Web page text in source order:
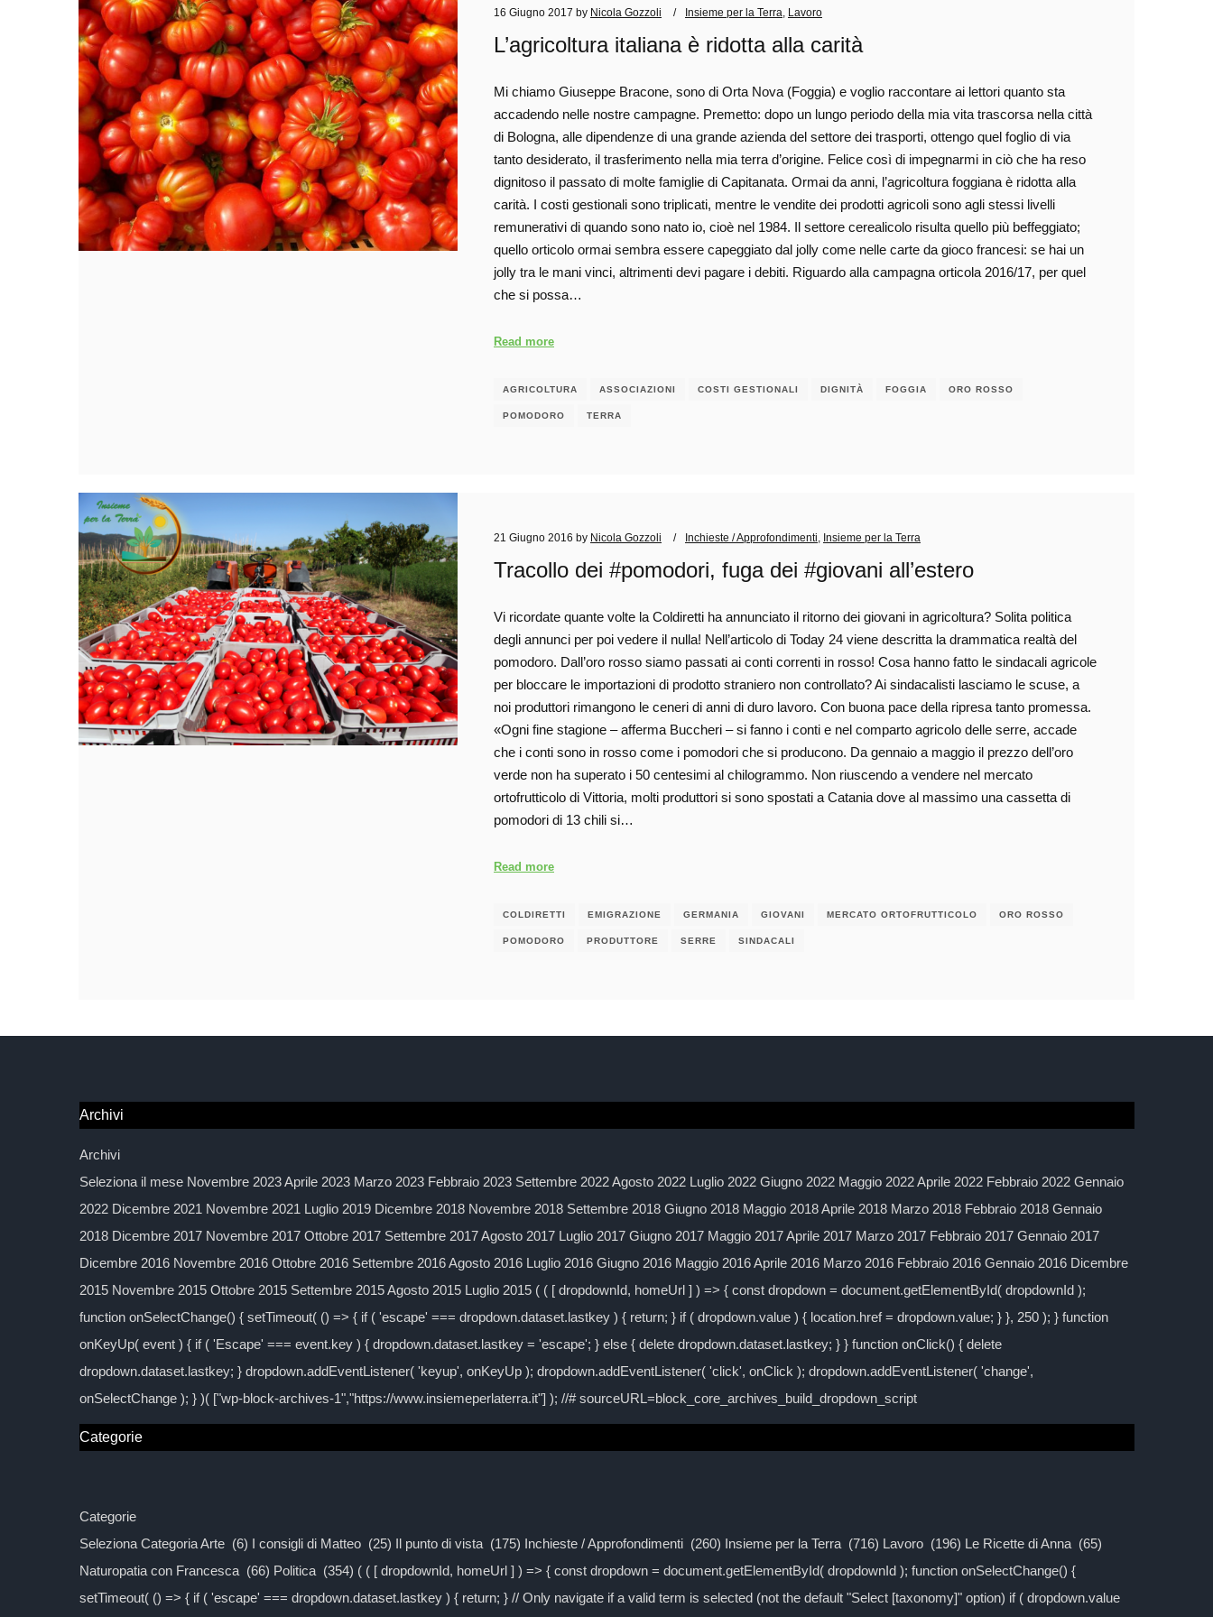
16 Giugno 2017 by Nicola Gozzoli Insieme per la Terra Lavoro
L’agricoltura italiana è ridotta alla carità
Mi chiamo Giuseppe Bracone, sono di Orta Nova (Foggia) e voglio raccontare ai lettori quanto sta
accadendo nelle nostre campagne. Premetto: dopo un lungo periodo della mia vita trascorsa nella città
di Bologna, alle dipendenze di una grande azienda del settore dei trasporti, ottengo quel foglio di via
tanto desiderato, il trasferimento nella mia terra d’origine. Felice così di impegnarmi in ciò che ha reso
dignitoso il passato di molte famiglie di Capitanata. Ormai da anni, l’agricoltura foggiana è ridotta alla
carità. I costi gestionali sono triplicati, mentre le vendite dei prodotti agricoli sono agli stessi livelli
remunerativi di quando sono nato io, cioè nel 1984. Il settore cerealicolo risulta quello più beffeggiato;
quello orticolo ormai sembra essere capeggiato dal jolly come nelle carte da gioco francesi: se hai un
jolly tra le mani vinci, altrimenti devi pagare i debiti. Riguardo alla campagna orticola 2016/17, per quel
che si possa…
Read more
AGRICOLTURA ASSOCIAZIONI COSTI GESTIONALI DIGNITÀ FOGGIA ORO ROSSO
POMODORO TERRA
21 Giugno 2016 by Nicola Gozzoli Inchieste / Approfondimenti Insieme per la Terra
Tracollo dei #pomodori, fuga dei #giovani all’estero
Vi ricordate quante volte la Coldiretti ha annunciato il ritorno dei giovani in agricoltura? Solita politica
degli annunci per poi vedere il nulla! Nell’articolo di Today 24 viene descritta la drammatica realtà del
pomodoro. Dall’oro rosso siamo passati ai conti correnti in rosso! Cosa hanno fatto le sindacali agricole
per bloccare le importazioni di prodotto straniero non controllato? Ai sindacalisti lasciamo le scuse, a
noi produttori rimangono le ceneri di anni di duro lavoro. Con buona pace della ripresa tanto promessa.
«Ogni fine stagione – afferma Buccheri – si fanno i conti e nel comparto agricolo delle serre, accade
che i conti sono in rosso come i pomodori che si producono. Da gennaio a maggio il prezzo dell’oro
verde non ha superato i 50 centesimi al chilogrammo. Non riuscendo a vendere nel mercato
ortofrutticolo di Vittoria, molti produttori si sono spostati a Catania dove al massimo una cassetta di
pomodori di 13 chili si…
Read more
COLDIRETTI EMIGRAZIONE GERMANIA GIOVANI MERCATO ORTOFRUTTICOLO ORO ROSSO
POMODORO PRODUTTORE SERRE SINDACALI
Archivi
Archivi
Seleziona il mese Novembre 2023 Aprile 2023 Marzo 2023 Febbraio 2023 Settembre 2022 Agosto 2022 Luglio 2022 Giugno 2022 Maggio 2022 Aprile 2022 Febbraio 2022 Gennaio
2022 Dicembre 2021 Novembre 2021 Luglio 2019 Dicembre 2018 Novembre 2018 Settembre 2018 Giugno 2018 Maggio 2018 Aprile 2018 Marzo 2018 Febbraio 2018 Gennaio
2018 Dicembre 2017 Novembre 2017 Ottobre 2017 Settembre 2017 Agosto 2017 Luglio 2017 Giugno 2017 Maggio 2017 Aprile 2017 Marzo 2017 Febbraio 2017 Gennaio 2017
Dicembre 2016 Novembre 2016 Ottobre 2016 Settembre 2016 Agosto 2016 Luglio 2016 Giugno 2016 Maggio 2016 Aprile 2016 Marzo 2016 Febbraio 2016 Gennaio 2016 Dicembre
2015 Novembre 2015 Ottobre 2015 Settembre 2015 Agosto 2015 Luglio 2015 ( ( [ dropdownId, homeUrl ] ) => { const dropdown = document.getElementById( dropdownId );
function onSelectChange() { setTimeout( () => { if ( 'escape' === dropdown.dataset.lastkey ) { return; } if ( dropdown.value ) { location.href = dropdown.value; } }, 250 ); } function
onKeyUp( event ) { if ( 'Escape' === event.key ) { dropdown.dataset.lastkey = 'escape'; } else { delete dropdown.dataset.lastkey; } } function onClick() { delete
dropdown.dataset.lastkey; } dropdown.addEventListener( 'keyup', onKeyUp ); dropdown.addEventListener( 'click', onClick ); dropdown.addEventListener( 'change',
onSelectChange ); } )( ["wp-block-archives-1","https://www.insiemeperlaterra.it"] ); //# sourceURL=block_core_archives_build_dropdown_script
Categorie
Categorie
Seleziona Categoria Arte (6) I consigli di Matteo (25) Il punto di vista (175) Inchieste / Approfondimenti (260) Insieme per la Terra (716) Lavoro (196) Le Ricette di Anna (65)
Naturopatia con Francesca (66) Politica (354) ( ( [ dropdownId, homeUrl ] ) => { const dropdown = document.getElementById( dropdownId ); function onSelectChange() {
setTimeout( () => { if ( 'escape' === dropdown.dataset.lastkey ) { return; } // Only navigate if a valid term is selected (not the default "Select [taxonomy]" option) if ( dropdown.value